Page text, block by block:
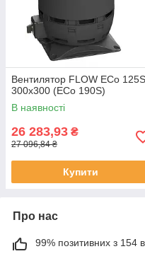
Вентилятор FLOW ECo 125S
300х300 (ECo 190S)
В наявності
26 283,93 ₴
27 096,84 ₴
Купити
Про нас
99% позитивних з 154